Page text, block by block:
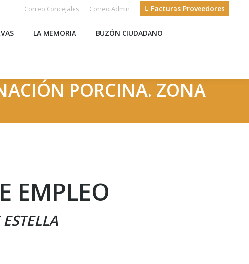
Correo Concejales Correo Admin Facturas Proveedores
LA MEMORIA BUZÓN CIUDADANO
PORCINA. ZONA
EMPLEO
LA MEMORIA BUZÓN CIUDADANO